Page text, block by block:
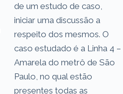
de um estudo de caso,
iniciar uma discussão a
respeito dos mesmos. O
caso estudado é a Linha 4 –
Amarela do metrô de São
Paulo, no qual estão
presentes todas as